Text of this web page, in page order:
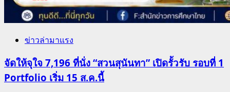
ข่าวล่ามาแรง
จัดให้จุใจ 7,196 ที่นั่ง “สวนสุนันทา” เปิดรั้วรับ รอบที่ 1
Portfolio เริ่ม 15 ส.ค.นี้